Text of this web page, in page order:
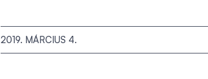
2019. MÁRCIUS 4.